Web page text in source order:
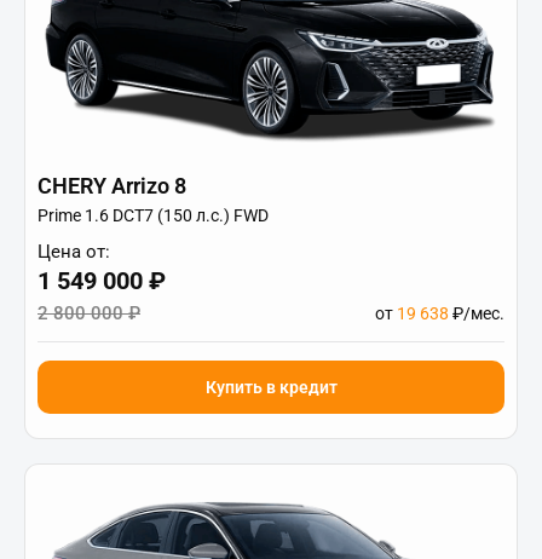
CHERY Arrizo 8
Prime 1.6 DCT7 (150 л.с.) FWD
Цена от:
1 549 000 ₽
2 800 000 ₽ от 19 638 ₽/мес.
Купить в кредит